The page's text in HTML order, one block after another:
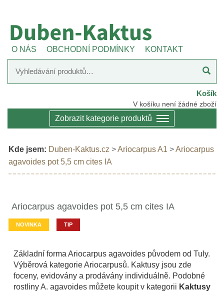
O NÁS OBCHODNÍ PODMÍNKY KONTAKT
Košík
V košíku není žádné zboží
Zobrazit kategorie produktů
Kde jsem: Duben-Kaktus.cz >Ariocarpus A1 >Ariocarpus
agavoides pot 5,5 cm cites IA
Ariocarpus agavoides pot 5,5 cm cites IA
NOVINKA TIP
Základní forma Ariocarpus agavoides původem od Tuly.
Výběrová kategorie Ariocarpusů. Kaktusy jsou zde
foceny, evidovány a prodávány individuálně. Podobné
rostliny A. agavoides můžete koupit v kategorii Kaktusy